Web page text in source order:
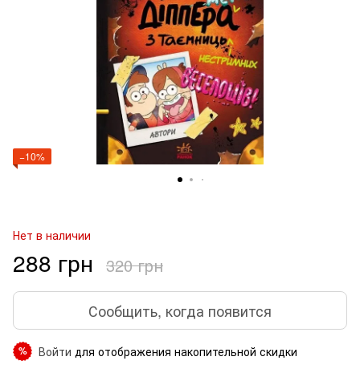
−10%
Нет в наличии
288 грн 320 грн
Сообщить, когда появится
% Войти для отображения накопительной скидки